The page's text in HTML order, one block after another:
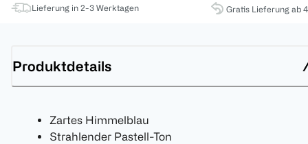
Lieferung in 2-3 Werktagen Gratis Lieferung ab
Produktdetails
Zartes Himmelblau
Strahlender Pastell-Ton